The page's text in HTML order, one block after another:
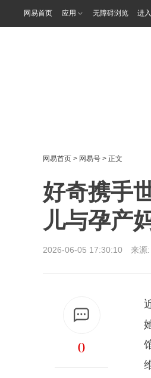
网易首页 应用 无障碍浏览 进
网易首页 > 网易号 > 正文
好奇携手
儿与孕产
2026-06-05 17:30:10 来源:
0